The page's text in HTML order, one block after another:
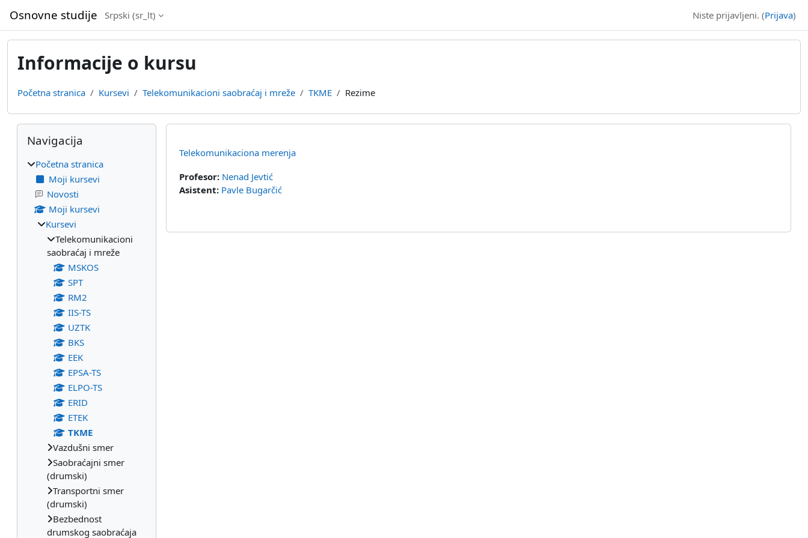
Osnovne studije Srpski ‎(sr_lt)‎ Niste prijavljeni. (Prijava)
Informacije o kursu
Početna stranica Kursevi Telekomunikacioni saobraćaj i mreže TKME Rezime
Telekomunikaciona merenja
Profesor: Nenad Jevtić
Asistent: Pavle Bugarčić
Blokovi
Preskoči Navigacija
Navigacija
Početna stranica
Moji kursevi
Novosti
Moji kursevi
Kursevi
Telekomunikacioni
saobraćaj i mreže
MSKOS
SPT
RM2
IIS-TS
UZTK
BKS
EEK
EPSA-TS
ELPO-TS
ERID
ETEK
TKME
Vazdušni smer
Saobraćajni smer
(drumski)
Transportni smer
(drumski)
Bezbednost
drumskog saobraćaja